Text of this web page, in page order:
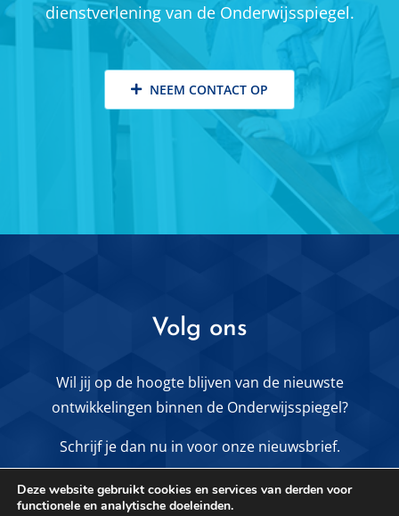
dienstverlening van de Onderwijsspiegel.
NEEM CONTACT OP
Volg ons
Wil jij op de hoogte blijven van de nieuwste
ontwikkelingen binnen de Onderwijsspiegel?
Schrijf je dan nu in voor onze nieuwsbrief.
MELD JE AAN VOOR DE NIEUWSBRIEF
Deze website gebruikt cookies en services van derden voor
functionele en analytische doeleinden.